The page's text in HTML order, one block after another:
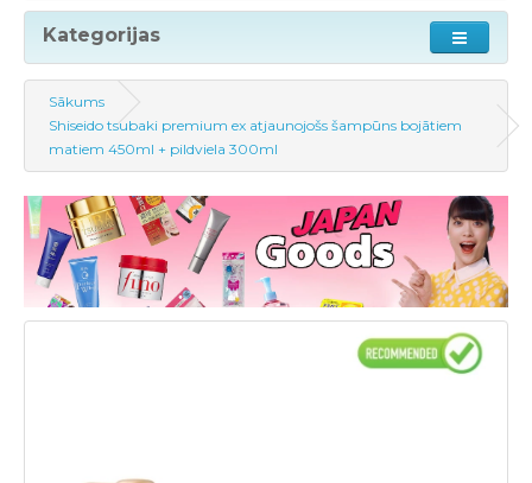
Kategorijas
Sākums
Shiseido tsubaki premium ex atjaunojošs šampūns bojātiem
matiem 450ml + pildviela 300ml